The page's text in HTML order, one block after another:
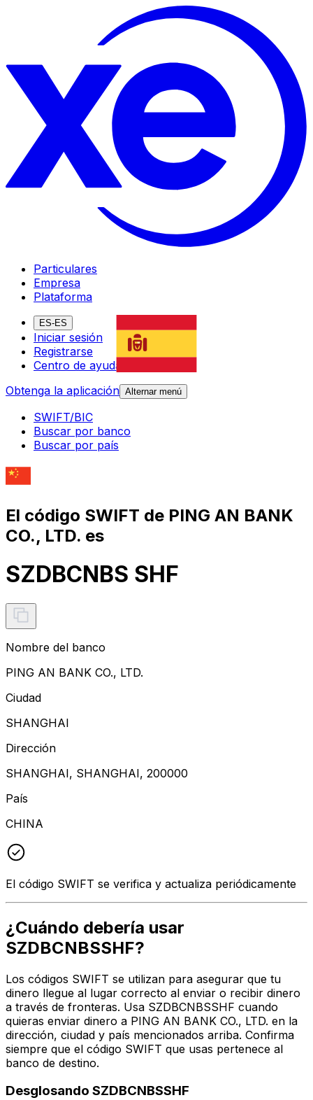
Particulares
Empresa
Plataforma
ES-ES
Iniciar sesión
Registrarse
Centro de ayuda
Obtenga la aplicación Alternar menú
SWIFT/BIC
Buscar por banco
Buscar por país
El código SWIFT de PING AN BANK
CO., LTD. es
SZDBCNBS SHF
Nombre del banco
PING AN BANK CO., LTD.
Ciudad
SHANGHAI
Dirección
SHANGHAI, SHANGHAI, 200000
País
CHINA
El código SWIFT se verifica y actualiza periódicamente
¿Cuándo debería usar
SZDBCNBSSHF?
Los códigos SWIFT se utilizan para asegurar que tu
dinero llegue al lugar correcto al enviar o recibir dinero
a través de fronteras. Usa SZDBCNBSSHF cuando
quieras enviar dinero a PING AN BANK CO., LTD. en la
dirección, ciudad y país mencionados arriba. Confirma
siempre que el código SWIFT que usas pertenece al
banco de destino.
Desglosando SZDBCNBSSHF